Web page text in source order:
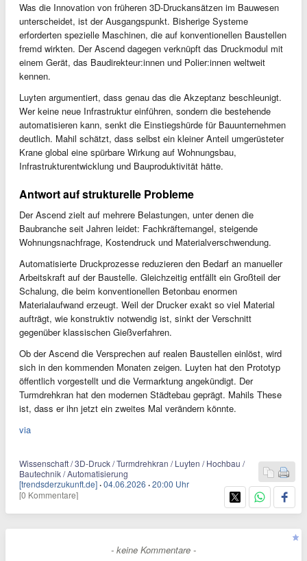
Was die Innovation von früheren 3D-Druckansätzen im Bauwesen
unterscheidet, ist der Ausgangspunkt. Bisherige Systeme
erforderten spezielle Maschinen, die auf konventionellen Baustellen
fremd wirkten. Der Ascend dagegen verknüpft das Druckmodul mit
einem Gerät, das Baudirekteur:innen und Polier:innen weltweit
kennen.
Luyten argumentiert, dass genau das die Akzeptanz beschleunigt.
Wer keine neue Infrastruktur einführen, sondern die bestehende
automatisieren kann, senkt die Einstiegshürde für Bauunternehmen
deutlich. Mahil schätzt, dass selbst ein kleiner Anteil umgerüsteter
Krane global eine spürbare Wirkung auf Wohnungsbau,
Infrastrukturentwicklung und Bauproduktivität hätte.
Antwort auf strukturelle Probleme
Der Ascend zielt auf mehrere Belastungen, unter denen die
Baubranche seit Jahren leidet: Fachkräftemangel, steigende
Wohnungsnachfrage, Kostendruck und Materialverschwendung.
Automatisierte Druckprozesse reduzieren den Bedarf an manueller
Arbeitskraft auf der Baustelle. Gleichzeitig entfällt ein Großteil der
Schalung, die beim konventionellen Betonbau enormen
Materialaufwand erzeugt. Weil der Drucker exakt so viel Material
aufträgt, wie konstruktiv notwendig ist, sinkt der Verschnitt
gegenüber klassischen Gießverfahren.
Ob der Ascend die Versprechen auf realen Baustellen einlöst, wird
sich in den kommenden Monaten zeigen. Luyten hat den Prototyp
öffentlich vorgestellt und die Vermarktung angekündigt. Der
Turmdrehkran hat den modernen Städtebau geprägt. Mahils These
ist, dass er ihn jetzt ein zweites Mal verändern könnte.
via
Wissenschaft / 3D-Druck / Turmdrehkran / Luyten / Hochbau /
Bautechnik / Automatisierung
[trendsderzukunft.de] ·04.06.2026 ·20:00 Uhr
[0 Kommentare]
- keine Kommentare -